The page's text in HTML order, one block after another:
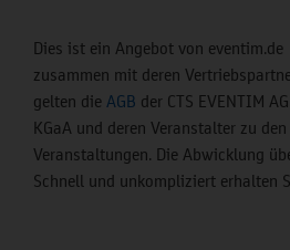
Dies ist ein Angebot von eventim.de
zusammen mit deren
gelten die AGB der CTS EVENTIM
KGaA und deren Veranstalter zu
Veranstaltungen. Die Abwicklung
Schnell und unkompliziert erhalten